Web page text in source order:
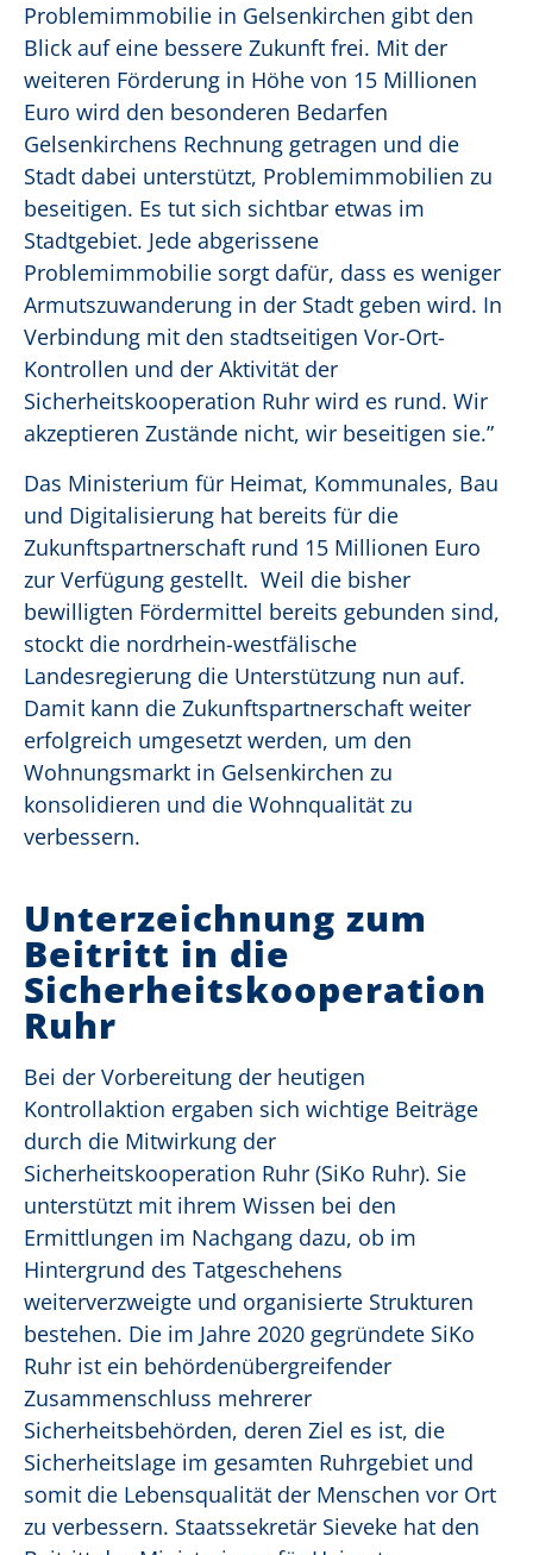
Problemimmobilie in Gelsenkirchen gibt den
Blick auf eine bessere Zukunft frei. Mit der
weiteren Förderung in Höhe von 15 Millionen
Euro wird den besonderen Bedarfen
Gelsenkirchens Rechnung getragen und die
Stadt dabei unterstützt, Problemimmobilien zu
beseitigen. Es tut sich sichtbar etwas im
Stadtgebiet. Jede abgerissene
Problemimmobilie sorgt dafür, dass es weniger
Armutszuwanderung in der Stadt geben wird. In
Verbindung mit den stadtseitigen Vor-Ort-
Kontrollen und der Aktivität der
Sicherheitskooperation Ruhr wird es rund. Wir
akzeptieren Zustände nicht, wir beseitigen sie.”
Das Ministerium für Heimat, Kommunales, Bau
und Digitalisierung hat bereits für die
Zukunftspartnerschaft rund 15 Millionen Euro
zur Verfügung gestellt. Weil die bisher
bewilligten Fördermittel bereits gebunden sind,
stockt die nordrhein-westfälische
Landesregierung die Unterstützung nun auf.
Damit kann die Zukunftspartnerschaft weiter
erfolgreich umgesetzt werden, um den
Wohnungsmarkt in Gelsenkirchen zu
konsolidieren und die Wohnqualität zu
verbessern.
Unterzeichnung zum
Beitritt in die
Sicherheitskooperation
Ruhr
Bei der Vorbereitung der heutigen
Kontrollaktion ergaben sich wichtige Beiträge
durch die Mitwirkung der
Sicherheitskooperation Ruhr (SiKo Ruhr). Sie
unterstützt mit ihrem Wissen bei den
Ermittlungen im Nachgang dazu, ob im
Hintergrund des Tatgeschehens
weiterverzweigte und organisierte Strukturen
bestehen. Die im Jahre 2020 gegründete SiKo
Ruhr ist ein behördenübergreifender
Zusammenschluss mehrerer
Sicherheitsbehörden, deren Ziel es ist, die
Sicherheitslage im gesamten Ruhrgebiet und
somit die Lebensqualität der Menschen vor Ort
zu verbessern. Staatssekretär Sieveke hat den